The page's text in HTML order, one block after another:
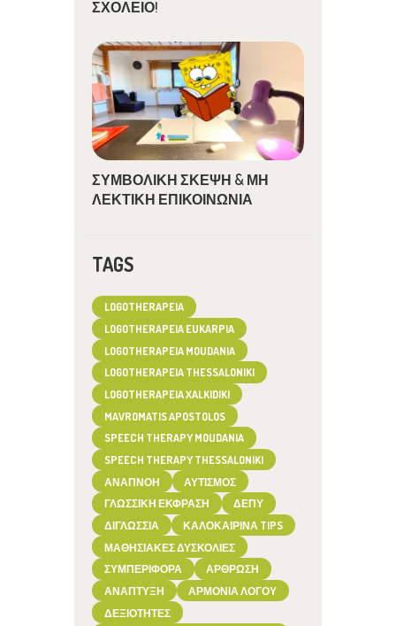
ΣΧΟΛΕΙΟ!
ΣΥΜΒΟΛΙΚΗ ΣΚΕΨΗ & ΜΗ
ΛΕΚΤΙΚΗ ΕΠΙΚΟΙΝΩΝΙΑ
TAGS
LOGOTHERAPEIA
LOGOTHERAPEIA EUKARPIA
LOGOTHERAPEIA MOUDANIA
LOGOTHERAPEIA THESSALONIKI
LOGOTHERAPEIA XALKIDIKI
MAVROMATIS APOSTOLOS
SPEECH THERAPY MOUDANIA
SPEECH THERAPY THESSALONIKI
ΑΝΑΠΝΟΉ
ΑΥΤΙΣΜΌΣ
ΓΛΩΣΣΙΚΉ ΈΚΦΡΑΣΗ
ΔΕΠΥ
ΔΙΓΛΩΣΣΊΑ
ΚΑΛΟΚΑΙΡΙΝΆ TIPS
ΜΑΘΗΣΙΑΚΈΣ ΔΥΣΚΟΛΊΕΣ
ΣΥΜΠΕΡΙΦΟΡΆ
ΆΡΘΡΩΣΗ
ΑΝΆΠΤΥΞΗ
ΑΡΜΟΝΊΑ ΛΌΓΟΥ
ΔΕΞΙΌΤΗΤΕΣ